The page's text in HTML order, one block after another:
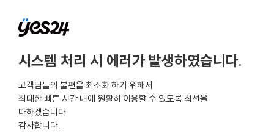
시스템 처리 시 에러가 발생하였습니다.
고객님들의 불편을 최소화 하기 위해서
최대한 빠른 시간 내에 원활히 이용할 수 있도록 최선을
다하겠습니다.
감사합니다.